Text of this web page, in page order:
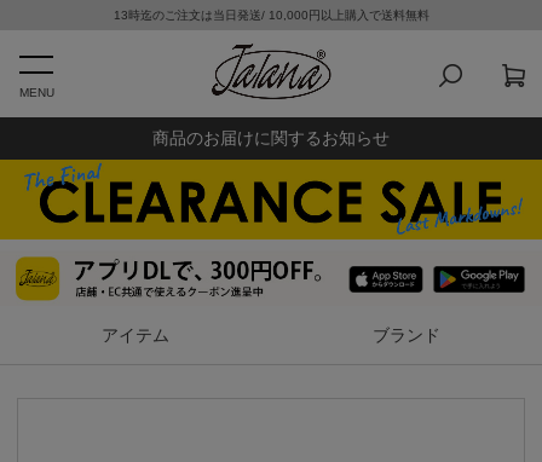
13時迄のご注文は当日発送/ 10,000円以上購入で送料無料
MENU
商品のお届けに関するお知らせ
アイテム ブランド